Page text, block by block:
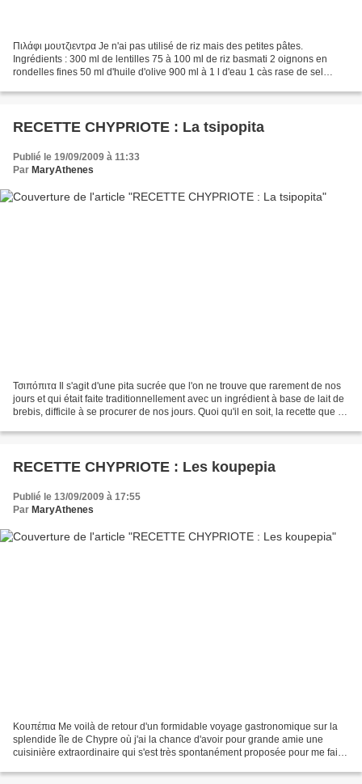
Πιλάφι μουτζιεντρα Je n'ai pas utilisé de riz mais des petites pâtes.
Ingrédients : 300 ml de lentilles 75 à 100 ml de riz basmati 2 oignons en
rondelles fines 50 ml d'huile d'olive 900 ml à 1 l d'eau 1 càs rase de sel
RECETTE CHYPRIOTE : La tsipopita
Publié le 19/09/2009 à 11:33
Par MaryAthenes
Τσιπόπιτα Il s'agit d'une pita sucrée que l'on ne trouve que rarement de nos
jours et qui était faite traditionnellement avec un ingrédient à base de lait de
brebis, difficile à se procurer de nos jours. Quoi qu'il en soit, la recette que je
RECETTE CHYPRIOTE : Les koupepia
Publié le 13/09/2009 à 17:55
Par MaryAthenes
Κουπέπια Me voilà de retour d'un formidable voyage gastronomique sur la
splendide île de Chypre où j'ai la chance d'avoir pour grande amie une
cuisinière extraordinaire qui s'est très spontanément proposée pour me faire